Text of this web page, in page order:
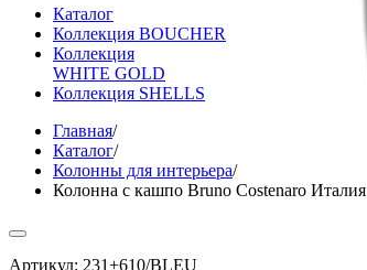
Каталог
Коллекция BOUCHER
Коллекция
WHITE GOLD
Коллекция SHELLS
Главная/
Каталог/
Колонны для интерьера/
Колонна с кашпо Bruno Costenaro Италия
Артикул: 231+610/BLEU